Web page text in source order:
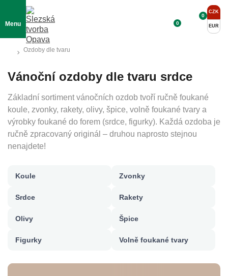
Menu 0
CZK
EUR
0
Ozdoby dle tvaru
Vánoční ozdoby dle tvaru srdce
Základní sortiment vánočních ozdob tvoří ručně foukané
koule, zvonky, rakety, olivy, špice, volně foukané tvary a
výrobky foukané do forem (srdce, figurky). Každá ozdoba je
ručně zpracovaný originál – druhou naprosto stejnou
nenajdete!
Koule Zvonky
Srdce Rakety
Olivy Špice
Figurky Volně foukané tvary